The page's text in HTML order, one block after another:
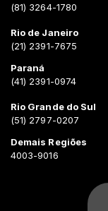
(81) 3264-1780
Rio de Janeiro
(21) 2391-7675
Paraná
(41) 2391-0974
Rio Grande do Sul
(51) 2797-0207
Demais Regiões
4003-9016